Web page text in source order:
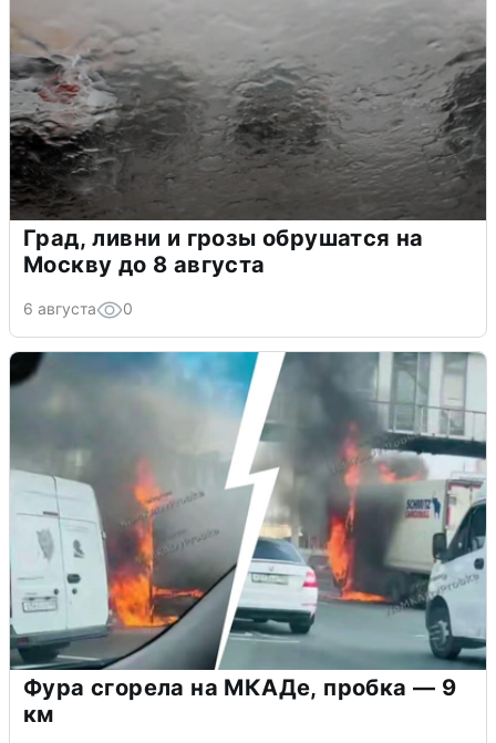
Град, ливни и грозы обрушатся на
Москву до 8 августа
6 августа 0
Фура сгорела на МКАДе, пробка — 9
км